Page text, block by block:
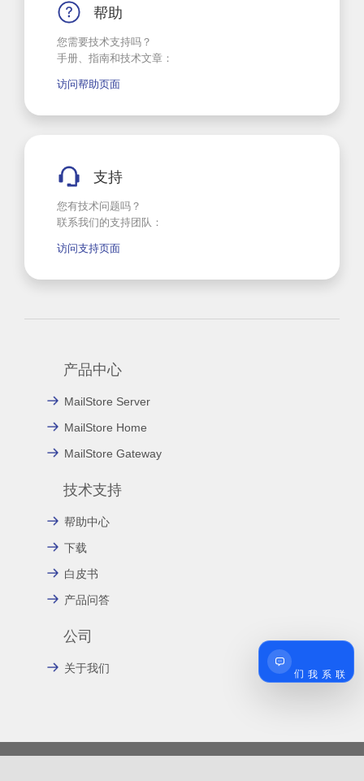
帮助
您需要技术支持吗？
手册、指南和技术文章：
访问帮助页面
支持
您有技术问题吗？
联系我们的支持团队：
访问支持页面
产品中心
MailStore Server
MailStore Home
MailStore Gateway
技术支持
帮助中心
下载
白皮书
产品问答
公司
关于我们